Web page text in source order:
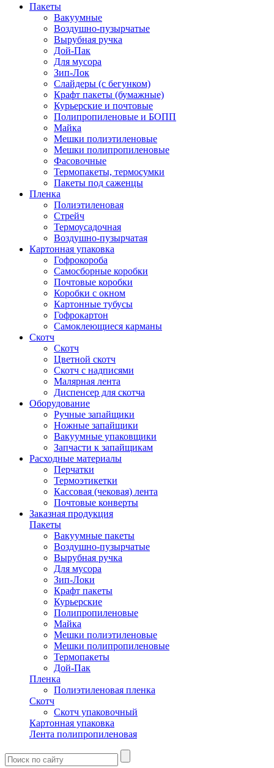
Пакеты
Вакуумные
Воздушно-пузырчатые
Вырубная ручка
Дой-Пак
Для мусора
Зип-Лок
Слайдеры (с бегунком)
Крафт пакеты (бумажные)
Курьерские и почтовые
Полипропиленовые и БОПП
Майка
Мешки полиэтиленовые
Мешки полипропиленовые
Фасовочные
Термопакеты, термосумки
Пакеты под саженцы
Пленка
Полиэтиленовая
Стрейч
Термоусадочная
Воздушно-пузырчатая
Картонная упаковка
Гофрокороба
Самосборные коробки
Почтовые коробки
Коробки с окном
Картонные тубусы
Гофрокартон
Самоклеющиеся карманы
Скотч
Скотч
Цветной скотч
Скотч с надписями
Малярная лента
Диспенсер для скотча
Оборудование
Ручные запайщики
Ножные запайщики
Вакуумные упаковщики
Запчасти к запайщикам
Расходные материалы
Перчатки
Термоэтикетки
Кассовая (чековая) лента
Почтовые конверты
Заказная продукция
Пакеты
Вакуумные пакеты
Воздушно-пузырчатые
Вырубная ручка
Для мусора
Зип-Локи
Крафт пакеты
Курьерские
Полипропиленовые
Майка
Мешки полиэтиленовые
Мешки полипропиленовые
Термопакеты
Дой-Пак
Пленка
Полиэтиленовая пленка
Скотч
Скотч упаковочный
Картонная упаковка
Лента полипропиленовая